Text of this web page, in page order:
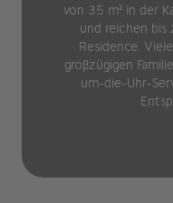
von 35 m² in der
und reichen bis
Residence.
großzügigen
um-die-Uhr-